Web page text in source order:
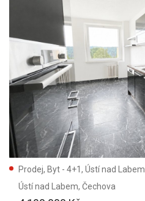
Prodej, Byt - 4+1, Ústí nad Labem
Ústí nad Labem, Čechova